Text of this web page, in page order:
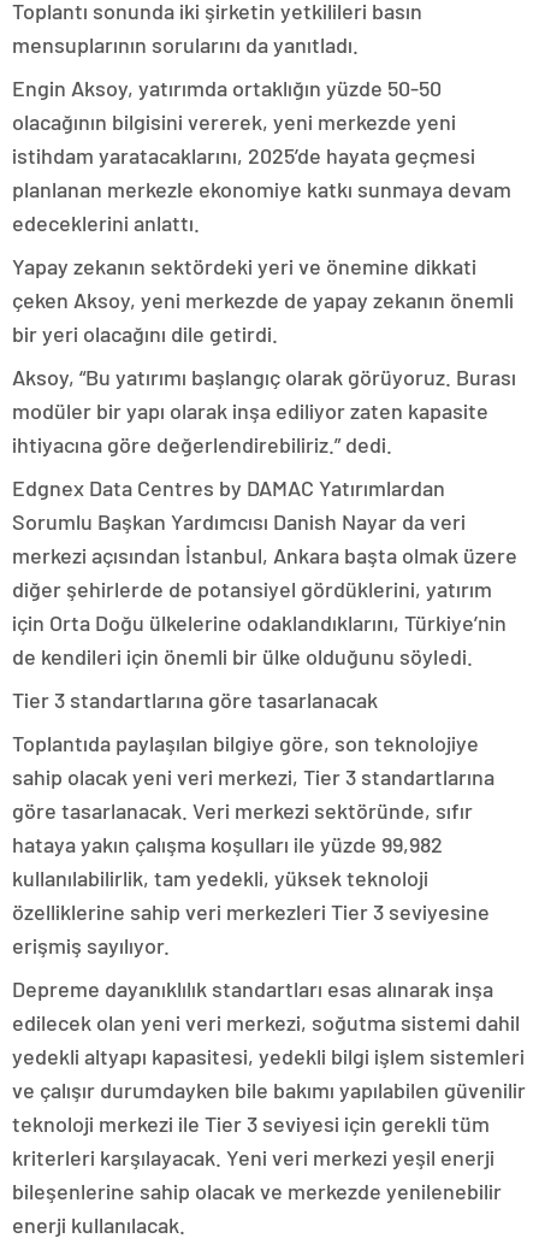
Toplantı sonunda iki şirketin yetkilileri basın
mensuplarının sorularını da yanıtladı.
Engin Aksoy, yatırımda ortaklığın yüzde 50-50
olacağının bilgisini vererek, yeni merkezde yeni
istihdam yaratacaklarını, 2025’de hayata geçmesi
planlanan merkezle ekonomiye katkı sunmaya devam
edeceklerini anlattı.
Yapay zekanın sektördeki yeri ve önemine dikkati
çeken Aksoy, yeni merkezde de yapay zekanın önemli
bir yeri olacağını dile getirdi.
Aksoy, “Bu yatırımı başlangıç olarak görüyoruz. Burası
modüler bir yapı olarak inşa ediliyor zaten kapasite
ihtiyacına göre değerlendirebiliriz.” dedi.
Edgnex Data Centres by DAMAC Yatırımlardan
Sorumlu Başkan Yardımcısı Danish Nayar da veri
merkezi açısından İstanbul, Ankara başta olmak üzere
diğer şehirlerde de potansiyel gördüklerini, yatırım
için Orta Doğu ülkelerine odaklandıklarını, Türkiye’nin
de kendileri için önemli bir ülke olduğunu söyledi.
Tier 3 standartlarına göre tasarlanacak
Toplantıda paylaşılan bilgiye göre, son teknolojiye
sahip olacak yeni veri merkezi, Tier 3 standartlarına
göre tasarlanacak. Veri merkezi sektöründe, sıfır
hataya yakın çalışma koşulları ile yüzde 99,982
kullanılabilirlik, tam yedekli, yüksek teknoloji
özelliklerine sahip veri merkezleri Tier 3 seviyesine
erişmiş sayılıyor.
Depreme dayanıklılık standartları esas alınarak inşa
edilecek olan yeni veri merkezi, soğutma sistemi dahil
yedekli altyapı kapasitesi, yedekli bilgi işlem sistemleri
ve çalışır durumdayken bile bakımı yapılabilen güvenilir
teknoloji merkezi ile Tier 3 seviyesi için gerekli tüm
kriterleri karşılayacak. Yeni veri merkezi yeşil enerji
bileşenlerine sahip olacak ve merkezde yenilenebilir
enerji kullanılacak.